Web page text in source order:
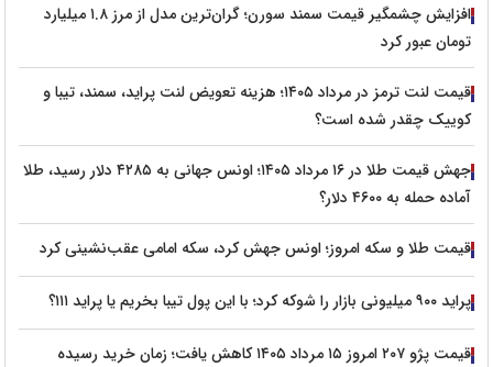
افزایش چشمگیر قیمت سمند سورن؛ گران‌ترین مدل از مرز ۱.۸ میلیارد
تومان عبور کرد
قیمت لنت ترمز در مرداد ۱۴۰۵؛ هزینه تعویض لنت پراید، سمند، تیبا و
کوییک چقدر شده است؟
جهش قیمت طلا در ۱۶ مرداد ۱۴۰۵؛ اونس جهانی به ۴۲۸۵ دلار رسید، طلا
آماده حمله به ۴۶۰۰ دلار؟
قیمت طلا و سکه امروز؛ اونس جهش کرد، سکه امامی عقب‌نشینی کرد
پراید ۹۰۰ میلیونی بازار را شوکه کرد؛ با این پول تیبا بخریم یا پراید ۱۱۱؟
قیمت پژو ۲۰۷ امروز ۱۵ مرداد ۱۴۰۵ کاهش یافت؛ زمان خرید رسیده